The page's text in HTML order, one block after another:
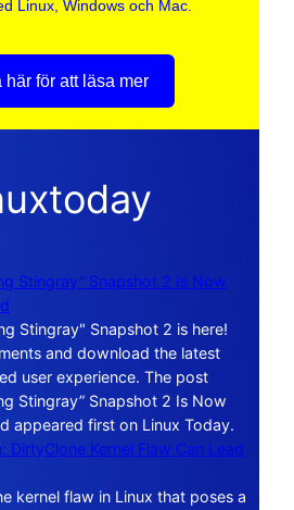
Linux, Windows och Mac.
här för att läsa mer
Stingray” Snapshot 2 Is Now
Stingray" Snapshot 2 is here!
and download the latest
user experience. The post
Stingray” Snapshot 2 Is Now
appeared first on Linux Today.
DirtyClone Kernel Flaw Can Lead
kernel flaw in Linux that poses a